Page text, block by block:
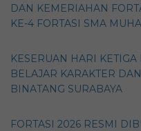
DAN KEMERIAHAN
KE-4 FORTASI SMA
KESERUAN HARI
BELAJAR KARAKTER
BINATANG SURABAYA
FORTASI 2026 RESMI